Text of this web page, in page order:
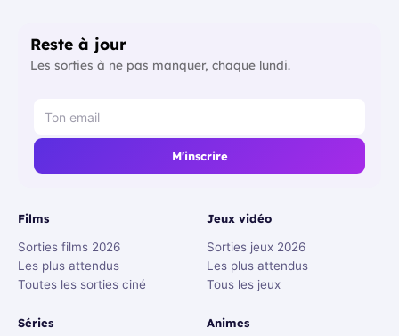
Reste à jour
Les sorties à ne pas manquer, chaque lundi.
M'inscrire
Films
Sorties films 2026
Les plus attendus
Toutes les sorties ciné
Séries
Jeux vidéo
Sorties jeux 2026
Les plus attendus
Tous les jeux
Animes